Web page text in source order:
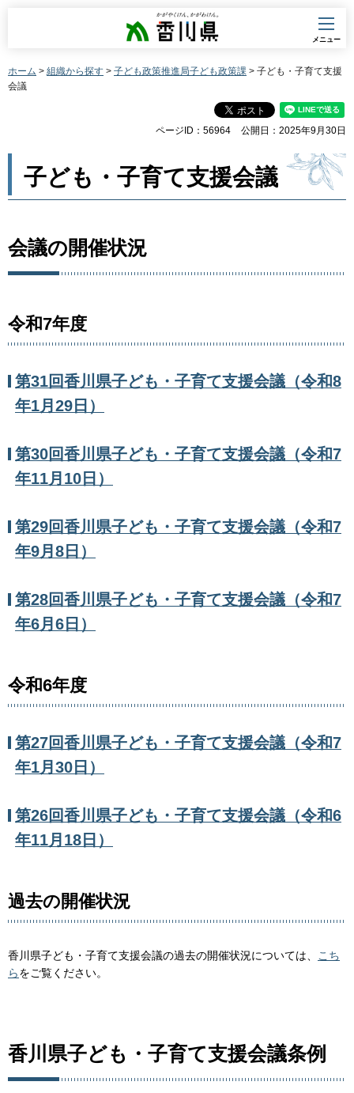
香川県
メニュー
ホーム > 組織から探す > 子ども政策推進局子ども政策課 > 子ども・子育て支援
会議
ページID：56964 公開日：2025年9月30日
子ども・子育て支援会議
会議の開催状況
令和7年度
第31回香川県子ども・子育て支援会議（令和8
年1月29日）
第30回香川県子ども・子育て支援会議（令和7
年11月10日）
第29回香川県子ども・子育て支援会議（令和7
年9月8日）
第28回香川県子ども・子育て支援会議（令和7
年6月6日）
令和6年度
第27回香川県子ども・子育て支援会議（令和7
年1月30日）
第26回香川県子ども・子育て支援会議（令和6
年11月18日）
過去の開催状況
香川県子ども・子育て支援会議の過去の開催状況については、
こち
らをご覧ください。
香川県子ども・子育て支援会議条例